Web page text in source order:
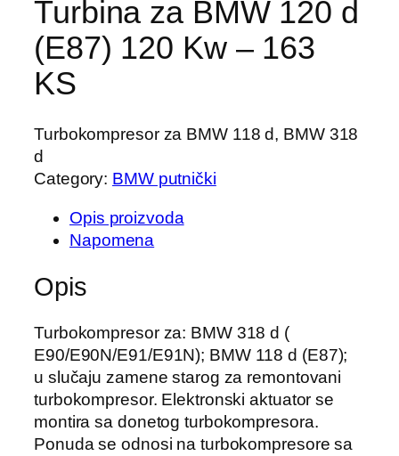
Turbina za BMW 120 d
(E87) 120 Kw – 163
KS
Turbokompresor za BMW 118 d, BMW 318
d
Category: BMW putnički
Opis proizvoda
Napomena
Opis
Turbokompresor za: BMW 318 d (
E90/E90N/E91/E91N); BMW 118 d (E87);
u slučaju zamene starog za remontovani
turbokompresor. Elektronski aktuator se
montira sa donetog turbokompresora.
Ponuda se odnosi na turbokompresore sa